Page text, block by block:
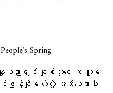
Spring
ပညာရှင် ချစ်သုဝေ က သူမ
ြန့်ချိမယ်လို့ အသိပေးထားပါ